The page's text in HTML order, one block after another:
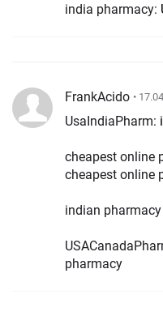
india pharmacy:
FrankAcido •
UsaIndiaPharm:
cheapest online
cheapest online
indian
pharmacy